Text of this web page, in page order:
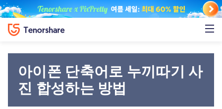
아이폰 단축어로 누끼따기 사
진 합성하는 방법